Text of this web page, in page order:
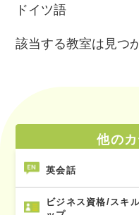
ドイツ語
該当する教室は見つ
他の
英会話
ビジネス資格/スキ